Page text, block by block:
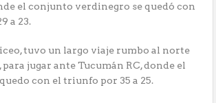
el conjunto verdinegro se quedó con
a 23.
tuvo un largo viaje rumbo al norte
jugar ante Tucumán RC, donde el
con el triunfo por 35 a 25.